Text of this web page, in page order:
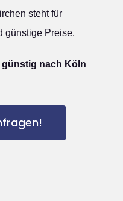
steht für
günstige Preise.
nach Köln